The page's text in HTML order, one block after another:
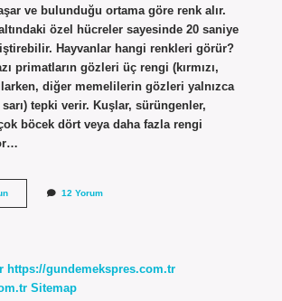
ve bulunduğu ortama göre renk alır.
özel hücreler sayesinde 20 saniye
Hayvanlar hangi renkleri görür?
primatların gözleri üç rengi (kırmızı,
diğer memelilerin gözleri yalnızca
tepki verir. Kuşlar, sürüngenler,
böcek dört veya daha fazla rengi
Hangi
12 Yorum
https://gundemekspres.com.tr
Sitemap